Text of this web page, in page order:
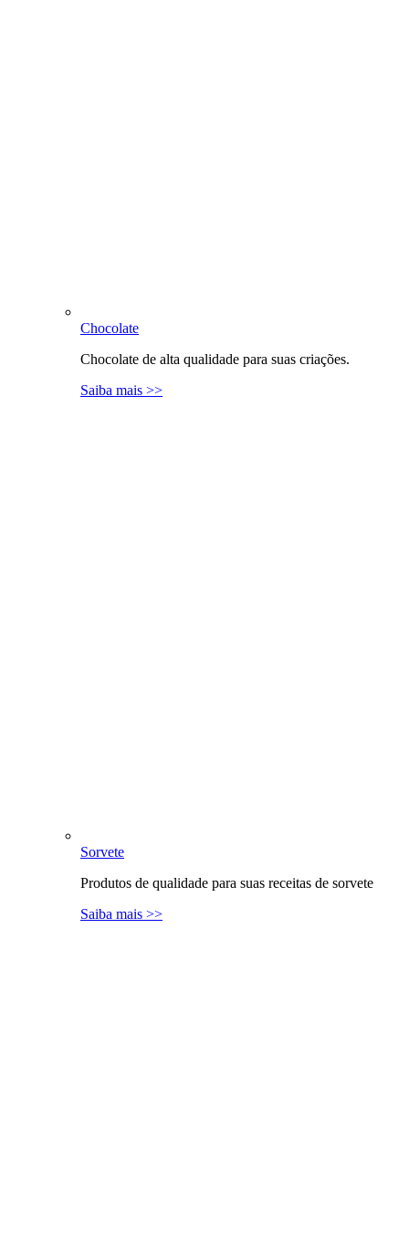
Chocolate
Chocolate de alta qualidade para suas criações.
Saiba mais >>
Sorvete
Produtos de qualidade para suas receitas de sorvete
Saiba mais >>